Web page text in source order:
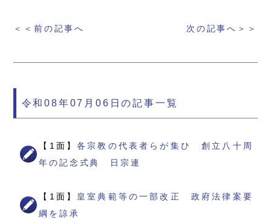
＜＜前の記事へ 次の記事へ＞＞
令和08年07月06日の記事一覧
【1面】各宗教の代表者らが集ひ 創立八十周
年の記念式典 日宗連
【1面】 皇室典範等の一部改正 政府法律案要
綱を諒承